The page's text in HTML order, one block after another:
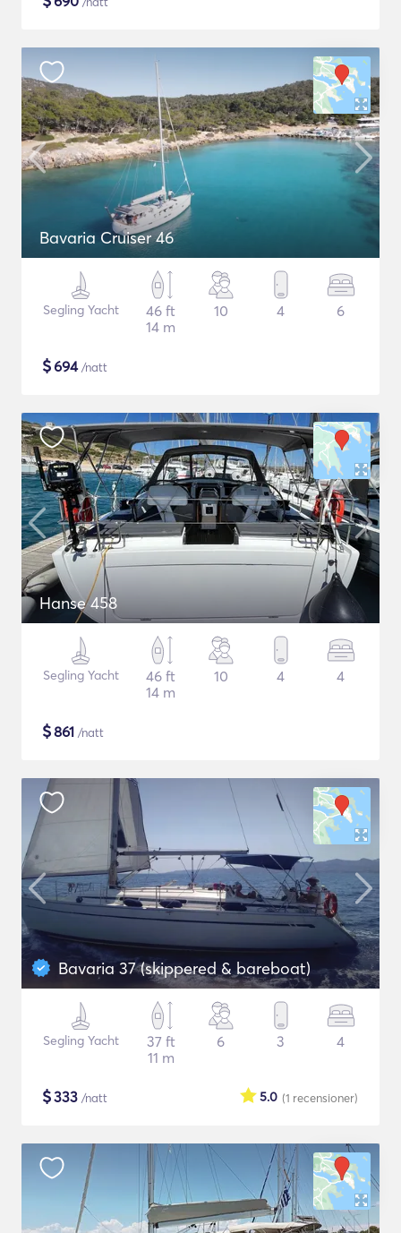
Bavaria Cruiser 46
Segling Yacht
46 ft
14 m
10 4 6
$694/natt
Hanse 458
Segling Yacht
46 ft
14 m
10 4 4
$861 /natt
Bavaria 37 (skippered & bareboat)
Segling Yacht
37 ft
11 m
6 3 4
$333 /natt (1 recensioner)
5.0